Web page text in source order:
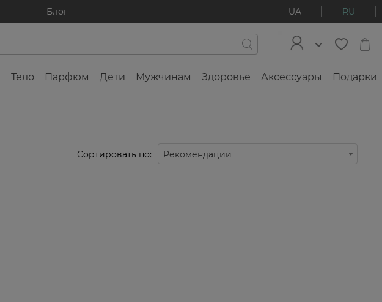
Блог UA RU
Тело Парфюм Дети Мужчинам Здоровье Аксессуары Подарки
Сортировать по: Рекомендации